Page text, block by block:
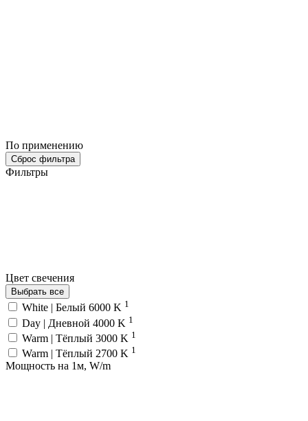
По применению
Сброс фильтра
Фильтры
Цвет свечения
Выбрать все
White | Белый 6000 K 1
Day | Дневной 4000 K 1
Warm | Тёплый 3000 K 1
Warm | Тёплый 2700 K 1
Мощность на 1м, W/m